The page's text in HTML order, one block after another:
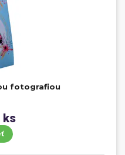
fotografiou
ks